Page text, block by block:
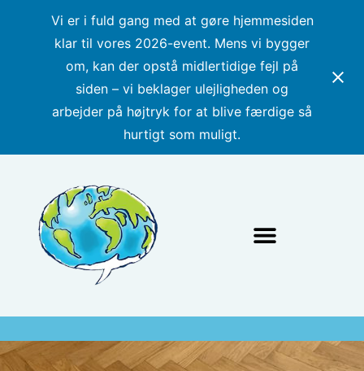
Vi er i fuld gang med at gøre hjemmesiden
klar til vores 2026-event. Mens vi bygger
om, kan der opstå midlertidige fejl på
siden – vi beklager ulejligheden og
arbejder på højtryk for at blive færdige så
hurtigt som muligt.